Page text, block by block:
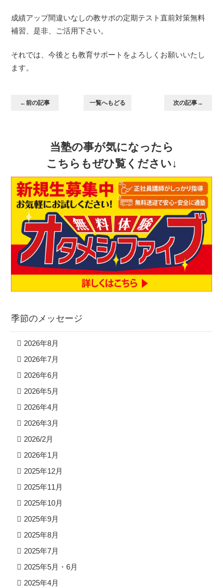
成績アップ間違いなしの教サポの定期テスト直前対策無料
補習、是非、ご活用下さい。
それでは、今後とも教育サポートをよろしくお願いいたし
ます。
←前の記事 一覧へもどる 次の記事→
当塾の事が気になったら
こちらもぜひ覧ください↓
季節のメッセージ
2026年8月
2026年7月
2026年6月
2026年5月
2026年4月
2026年3月
2026/2月
2026年1月
2025年12月
2025年11月
2025年10月
2025年9月
2025年8月
2025年7月
2025年5月・6月
2025年4月